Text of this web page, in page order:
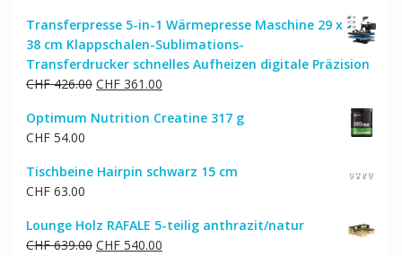
Transferpresse 5-in-1 Wärmepresse Maschine 29 x
38 cm Klappschalen-Sublimations-
Transferdrucker schnelles Aufheizen digitale Präzision
CHF426.00 Ursprünglicher
war:
CHF361.00Aktueller
ist:
Optimum Nutrition Creatine 317 g
CHF54.00
Tischbeine Hairpin schwarz 15 cm
CHF63.00
Lounge Holz RAFALE 5-teilig anthrazit/natur
CHF639.00 Ursprünglicher
CHF540.00Aktueller